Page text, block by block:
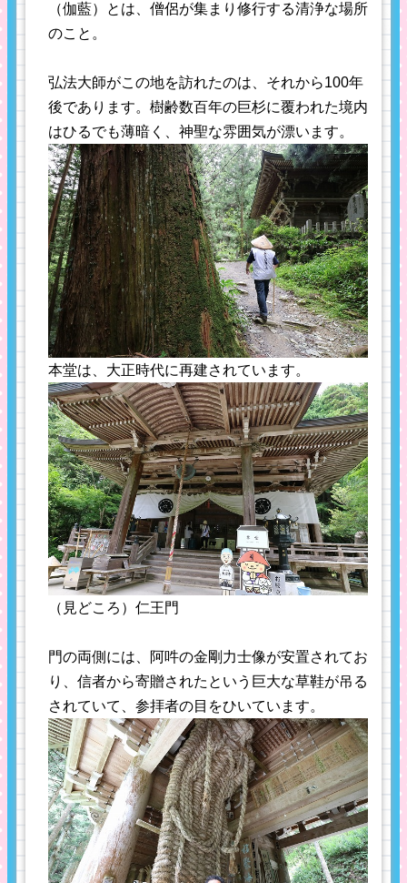
（伽藍）とは、僧侶が集まり修行する清浄な場所
のこと。
弘法大師がこの地を訪れたのは、それから100年
後であります。樹齢数百年の巨杉に覆われた境内
はひるでも薄暗く、神聖な雰囲気が漂います。
本堂は、大正時代に再建されています。
（見どころ）仁王門
門の両側には、阿吽の金剛力士像が安置されてお
り、信者から寄贈されたという巨大な草鞋が吊る
されていて、参拝者の目をひいています。